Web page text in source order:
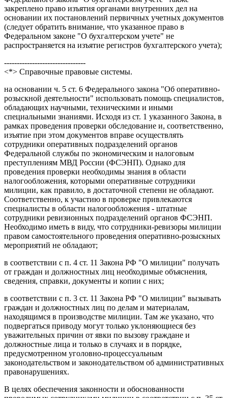
закреплено право изъятия органами внутренних дел на
основании их постановлений первичных учетных документов
(следует обратить внимание, что указанное право в
Федеральном законе "О бухгалтерском учете" не
распространяется на изъятие регистров бухгалтерского учета);
--------------------------------
<*> Справочные правовые системы.
на основании ч. 5 ст. 6 Федерального закона "Об оперативно-
розыскной деятельности" использовать помощь специалистов,
обладающих научными, техническими и иными
специальными знаниями. Исходя из ст. 1 указанного Закона, в
рамках проведения проверки обследование и, соответственно,
изъятие при этом документов вправе осуществлять
сотрудники оперативных подразделений органов
Федеральной службы по экономическим и налоговым
преступлениям МВД России (ФСЭНП). Однако для
проведения проверки необходимы знания в области
налогообложения, которыми оперативные сотрудники
милиции, как правило, в достаточной степени не обладают.
Соответственно, к участию в проверке привлекаются
специалисты в области налогообложения - штатные
сотрудники ревизионных подразделений органов ФСЭНП.
Необходимо иметь в виду, что сотрудники-ревизоры милиции
правом самостоятельного проведения оперативно-розыскных
мероприятий не обладают;
в соответствии с п. 4 ст. 11 Закона РФ "О милиции" получать
от граждан и должностных лиц необходимые объяснения,
сведения, справки, документы и копии с них;
в соответствии с п. 3 ст. 11 Закона РФ "О милиции" вызывать
граждан и должностных лиц по делам и материалам,
находящимся в производстве милиции. Там же указано, что
подвергаться приводу могут только уклоняющиеся без
уважительных причин от явки по вызову граждане и
должностные лица и только в случаях и в порядке,
предусмотренном уголовно-процессуальным
законодательством и законодательством об административных
правонарушениях.
В целях обеспечения законности и обоснованности